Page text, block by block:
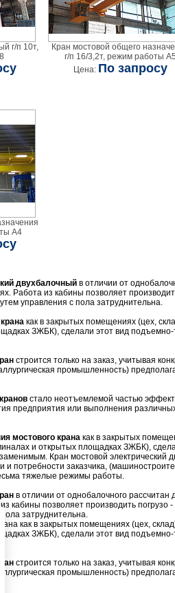
г/п 10т,
Кран мостовой общего
г/п 16/3,2т, режим работы А5
Цена: По запросу
А4
двухбалочный в отличии от
Работа из кабины позволяет
управления с пола затруднительна.
как в закрытых помещениях (цех,
ЗЖБК), сделали этот вид подъемно-
строится только на заказ, учитывая
промышленность)
стало неотъемлемой частью
предприятия или выполнения
мостового крана как в закрытых
и открытых площадках ЗЖБК),
Кран мостовой электрический
и потребности заказчика,
тяжелые режимы работы.
в отличии от однобалочного
кабины позволяет производить погрузо
затруднительна.
как в закрытых помещениях (цех,
ЗЖБК), сделали этот вид подъемно-
строится только на заказ, учитывая
промышленность)